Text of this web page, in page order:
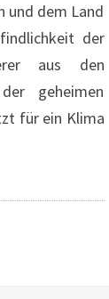
und dem Land
der
aus den
geheimen
für ein Klima